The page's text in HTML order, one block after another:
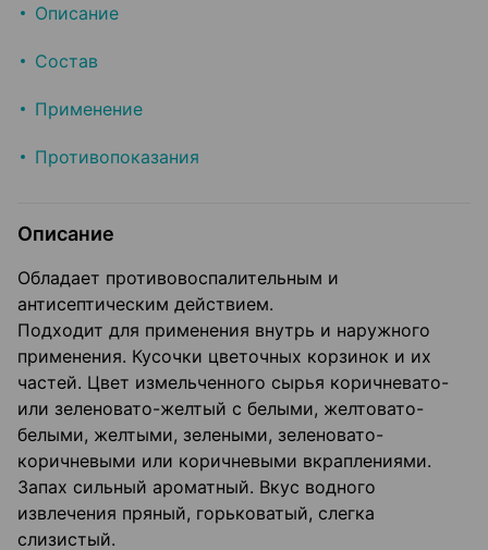
Описание
Состав
Применение
Противопоказания
Описание
Обладает противовоспалительным и
антисептическим действием.
Подходит для применения внутрь и наружного
применения. Кусочки цветочных корзинок и их
частей. Цвет измельченного сырья коричневато-
или зеленовато-желтый с белыми, желтовато-
белыми, желтыми, зелеными, зеленовато-
коричневыми или коричневыми вкраплениями.
Запах сильный ароматный. Вкус водного
извлечения пряный, горьковатый, слегка
слизистый.